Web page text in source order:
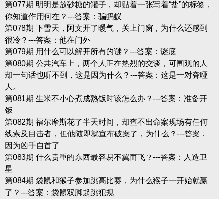
第077期 明明是放砂糖的罐子，却贴着一张写着“盐”的标签，
你知道作用何在？---答案：骗蚂蚁
第078期 下雪天，阿文开了暖气，关上门窗，为什么还感到
很冷？---答案：他在门外
第079期 用什么可以解开所有的谜？---答案：谜底
第080期 公共汽车上，两个人正在热烈的交谈，可围观的人
却一句话也听不到，这是因为什么？---答案：这是一对聋哑
人。
第081期 生米不小心煮成熟饭时该怎么办？---答案：准备开
饭
第082期 福尔摩斯花了半天时间，却查不出命案现场有任何
线索及目击者，但他随即就宣布破案了，为什么？---答案：
因为凶手自首了
第083期 什么贵重的东西最容易不翼而飞？---答案：人造卫
星
第084期 袋鼠和猴子参加跳高比赛，为什么猴子一开始就赢
了？---答案：袋鼠双脚起跳犯规